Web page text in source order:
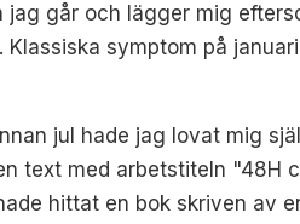
jag går och lägger mig
symptom på
Innan jul hade jag lovat mig
text med arbetstiteln "48H
hittat en bok skriven av